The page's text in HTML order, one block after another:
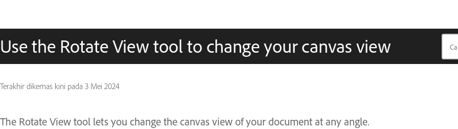
Use the Rotate View tool to change your canvas view
Terakhir dikemas kini pada 3 Mei 2024
The Rotate View tool lets you change the canvas view of your document at any angle.